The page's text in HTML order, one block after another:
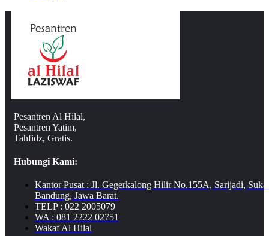
Pesantren Al Hilal,
Pesantren Yatim,
Tahfidz, Gratis.
Hubungi Kami:
Kantor Pusat : Jl. Gegerkalong Hilir No.155A, Sarijadi,
Bandung, Jawa Barat.
TELP : 022 2005079
WA : 081 2222 02751
Wakaf Al Hilal